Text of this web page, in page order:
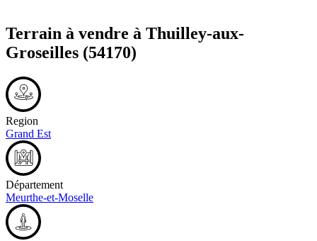
Terrain à vendre à Thuilley-aux-
Groseilles (54170)
Region
Grand Est
Département
Meurthe-et-Moselle